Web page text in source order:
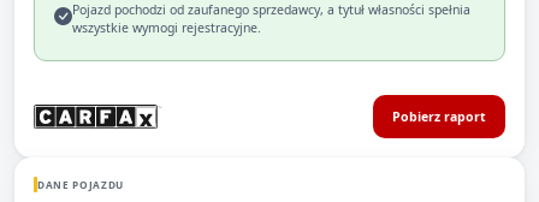
Pojazd pochodzi od zaufanego sprzedawcy, a tytuł własności spełnia
wszystkie wymogi rejestracyjne.
Pobierz raport
DANE POJAZDU